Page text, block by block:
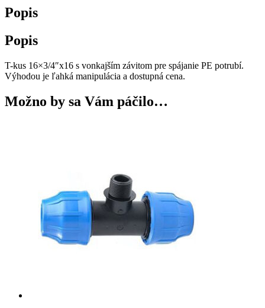
Popis
Popis
T-kus 16×3/4″x16 s vonkajším závitom pre spájanie PE potrubí.
Výhodou je ľahká manipulácia a dostupná cena.
Možno by sa Vám páčilo…